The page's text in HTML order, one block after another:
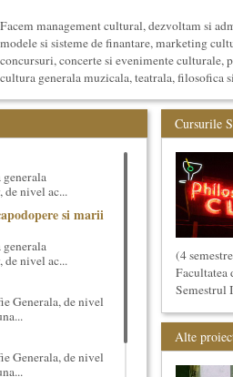
Facem management cultural, dezvoltam si
modele si sisteme de finantare, marketing
concursuri, concerte si evenimente culturale,
cultura generala muzicala, teatrala, filosofica
mai jos.
de nivel ac...
si marii
de nivel ac...
Generala, de nivel
Generala, de nivel
Cursurile
(4
Semestrul
Alte